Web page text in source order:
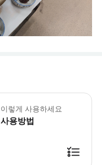
이렇게 사용하세요
사용방법